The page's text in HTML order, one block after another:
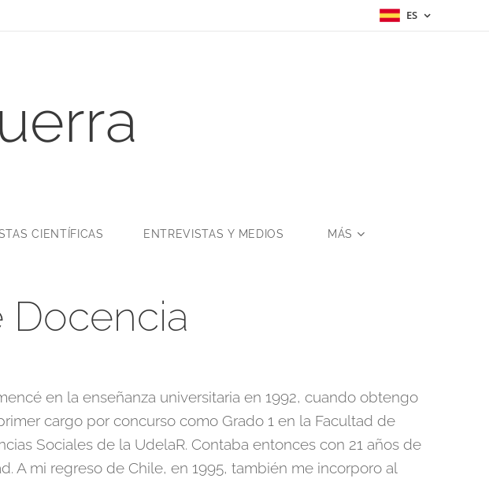
ES
CIENTÍFICAS ENTREVISTAS Y MEDIOS MÁS
Docencia
en la enseñanza universitaria en 1992, cuando obtengo
cargo por concurso como Grado 1 en la Facultad de
Sociales de la UdelaR. Contaba entonces con 21 años de
A mi regreso de Chile, en 1995, también me incorporo al